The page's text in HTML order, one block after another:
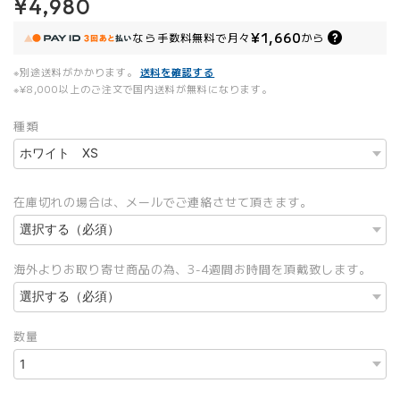
¥4,980
なら 手数料無料で月々¥1,660から
※別途送料がかかります。
送料を確認する
※¥8,000以上のご注文で国内送料が無料になります。
種類
在庫切れの場合は、メールでご連絡させて頂きます。
海外よりお取り寄せ商品の為、3-4週間お時間を頂戴致します。
数量